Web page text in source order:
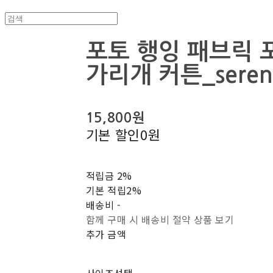
포토 행잉 패브릭
가리개 커튼
15,800원
기본 할인0원
적립금 2%
기본 적립2%
배송비 -
함께 구매 시 배송비 절약 상품 보기
추가 금액